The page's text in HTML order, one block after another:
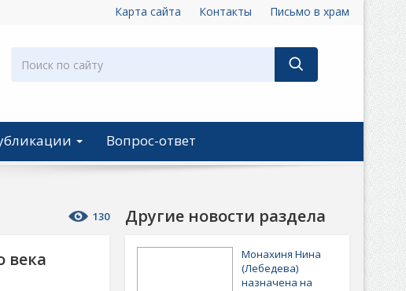
Карта сайта Контакты Письмо в храм
Вопрос-ответ
130
века
Другие новости раздела
Монахиня Нина
(Лебедева)
назначена на